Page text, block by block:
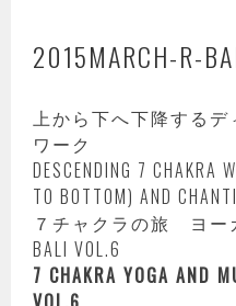
2015MARCH-R-
上から下へ下降する
ワーク
DESCENDING 7 CHAKRA
TO BOTTOM) AND
７チャクラの旅 ヨー
BALI VOL.6
7 CHAKRA YOGA AND